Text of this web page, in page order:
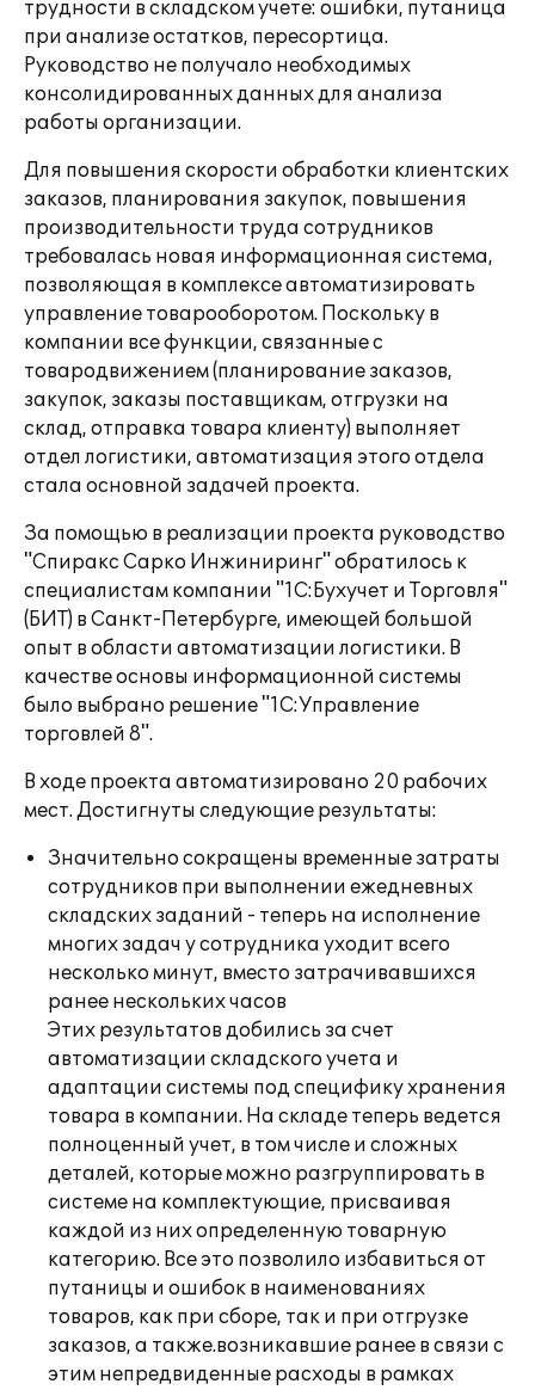
трудности в складском учете: ошибки, путаница
при анализе остатков, пересортица.
Руководство не получало необходимых
консолидированных данных для анализа
работы организации.
Для повышения скорости обработки клиентских
заказов, планирования закупок, повышения
производительности труда сотрудников
требовалась новая информационная система,
позволяющая в комплексе автоматизировать
управление товарооборотом. Поскольку в
компании все функции, связанные с
товародвижением (планирование заказов,
закупок, заказы поставщикам, отгрузки на
склад, отправка товара клиенту) выполняет
отдел логистики, автоматизация этого отдела
стала основной задачей проекта.
За помощью в реализации проекта руководство
"Спиракс Сарко Инжиниринг" обратилось к
специалистам компании "1С:Бухучет и Торговля"
(БИТ) в Санкт-Петербурге, имеющей большой
опыт в области автоматизации логистики. В
качестве основы информационной системы
было выбрано решение "1С:Управление
торговлей 8".
В ходе проекта автоматизировано 20 рабочих
мест. Достигнуты следующие результаты:
Значительно сокращены временные затраты
сотрудников при выполнении ежедневных
складских заданий - теперь на исполнение
многих задач у сотрудника уходит всего
несколько минут, вместо затрачивавшихся
ранее нескольких часов
Этих результатов добились за счет
автоматизации складского учета и
адаптации системы под специфику хранения
товара в компании. На складе теперь ведется
полноценный учет, в том числе и сложных
деталей, которые можно разгруппировать в
системе на комплектующие, присваивая
каждой из них определенную товарную
категорию. Все это позволило избавиться от
путаницы и ошибок в наименованиях
товаров, как при сборе, так и при отгрузке
заказов, а также.возникавшие ранее в связи с
этим непредвиденные расходы в рамках